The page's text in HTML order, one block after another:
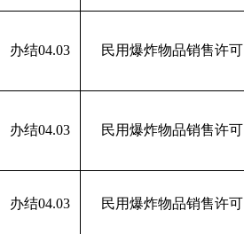
办结04.03 民用爆炸物品销售许可
办结04.03 民用爆炸物品销售许可
办结04.03 民用爆炸物品销售许可